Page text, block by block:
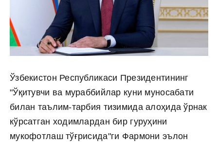
Ўзбекистон Республикаси Президентининг
"Ўқитувчи ва мураббийлар куни муносабати
билан таълим-тарбия тизимида алоҳида ўрнак
кўрсатган ходимлардан бир гуруҳини
мукофотлаш тўғрисида"ги Фармони эълон